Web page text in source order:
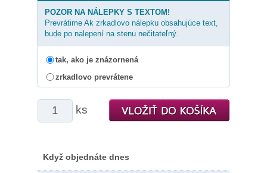
POZOR NA NÁLEPKY S TEXTOM!
Prevrátime Ak zrkadlovo nálepku obsahujúce text,
bude po nalepení na stenu nečitateľný.
tak, ako je znázornená
zrkadlovo prevrátene
ks
Když objednáte dnes